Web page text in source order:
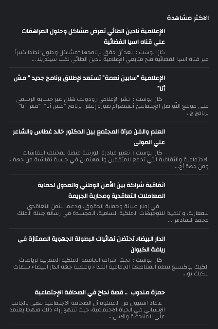
الاكثر مشاهدة
الإعلامية نادين الطائي تعرض مشاكل وحلول المراهقات
علي قناه اسيا الفضائية
كازا بوست : بعد أن حقق برنامجها "مشاكل وحلول"نجاحا كبيراً
عبر قناة اسيا الفضائية منح متابعي الإعلامية نادين الطائي لقب سيندريلا ...
الإعلامية “سابين نعمة” تستعد لإطلاق برنامج جديد ” مش
أنا”
كازا بوست : نشر الإعلامي رودولف هلال عبر حسابه الرسمي
على موقع التّواصل الإجتماعيّ أنستغرام صورة إعلان برنامج “مش أنا”. “مش أنا”
برنامج ج...
العلم والفن مرآة المجتمع بين الدكتور خالد غطاس والشاعر
علي المولى
كازا بوست : تعتبر مبادرة الورشة منصة لمختلف النقاشات
الاجتماعية والثقافية التي تجمع المثقفين والمهتمين في جلسة نقاشية من جهة ،
ومن جهة أخ...
اتفاقية شراكة بين الأمن الوطني والعدول لحماية
المعاملات التعاقدية ومحاربة الجريمة
في إطار صيانة وحماية الحقوق، ودعما للأمن التعاقدي
للمغاربة، و تنفيذا للتوجيهات الملكية السامية، المجسدة في رسالة جلالة الملك
محمد السادس...
الدار البيضاء تحتضن نهائيات البطولة الجهوية الممتازة في
رياضة الكيوان
كازا بوست : تحت اشراف الجامعة الملكية المغربية لرياضات
الكيك بوكسنغ تنظم المقاطعة الجماعية الفداء وعصبة جهة الدار البيضاء سطات
للكيك بو...
حمزة مندوب .. قصة نجاح في الصحافة الإجتماعية
عماد اشنيول من المعلوم أن الصحافة الاجتماعية تعنى بالجانب
الإنساني في الحياة الاجتماعية، حيث تنتهج إزاء ذلك منهجا يعتمد
على الملاحظة والاس...